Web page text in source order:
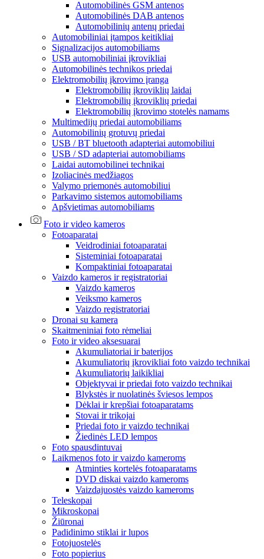
Automobilinės GSM antenos
Automobilinės DAB antenos
Automobilinių antenų priedai
Automobiliniai įtampos keitikliai
Signalizacijos automobiliams
USB automobiliniai įkrovikliai
Automobilinės technikos priedai
Elektromobilių įkrovimo įranga
Elektromobilių įkroviklių laidai
Elektromobilių įkroviklių priedai
Elektromobilių įkrovimo stotelės namams
Multimedijų priedai automobiliams
Automobilinių grotuvų priedai
USB / BT bluetooth adapteriai automobiliui
USB / SD adapteriai automobiliams
Laidai automobilinei technikai
Izoliacinės medžiagos
Valymo priemonės automobiliui
Parkavimo sistemos automobiliams
Apšvietimas automobiliams
Foto ir video kameros
Fotoaparatai
Veidrodiniai fotoaparatai
Sisteminiai fotoaparatai
Kompaktiniai fotoaparatai
Vaizdo kameros ir registratoriai
Vaizdo kameros
Veiksmo kameros
Vaizdo registratoriai
Dronai su kamera
Skaitmeniniai foto rėmeliai
Foto ir video aksesuarai
Akumuliatoriai ir baterijos
Akumuliatorių įkrovikliai foto vaizdo technikai
Akumuliatorių laikikliai
Objektyvai ir priedai foto vaizdo technikai
Blykstės ir nuolatinės šviesos lempos
Dėklai ir krepšiai fotoaparatams
Stovai ir trikojai
Priedai foto ir vaizdo technikai
Žiedinės LED lempos
Foto spausdintuvai
Laikmenos foto ir vaizdo kameroms
Atminties kortelės fotoaparatams
DVD diskai vaizdo kameroms
Vaizdajuostės vaizdo kameroms
Teleskopai
Mikroskopai
Žiūronai
Padidinimo stiklai ir lupos
Fotojuostelės
Foto popierius